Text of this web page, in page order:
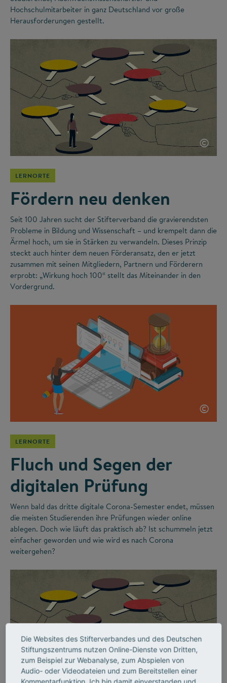
Hochschulmitarbeiter in ganz Deutschland vor große
Herausforderungen gestellt.
©
LERNORTE
Fördern neu denken
Seit 100 Jahren sucht der Stifterverband die gravierendsten
Probleme in Bildung und Wissenschaft – und krempelt dann die
Ärmel hoch, um sie in Stärken zu verwandeln. Dieses Prinzip
steckt auch hinter dem neuen Förderansatz, den er jetzt
zusammen mit seinen Mitgliedern, Partnern und Förderern
erprobt: „Wirkung hoch 100“ stellt das Miteinander in den
Vordergrund.
©
LERNORTE
Fluch und Segen der
digitalen Prüfung
Wenn bald das dritte digitale Corona-Semester endet, müssen
die meisten Studierenden ihre Prüfungen wieder online
ablegen. Doch wie läuft das praktisch ab? Ist schummeln jetzt
einfacher geworden und wie wird es nach Corona
weitergehen?
Die Websites des Stifterverbandes und des Deutschen
Stiftungszentrums nutzen Online-Dienste von Dritten,
zum Beispiel zur Webanalyse, zum Abspielen von
Audio- oder Videodateien und zum Bereitstellen einer